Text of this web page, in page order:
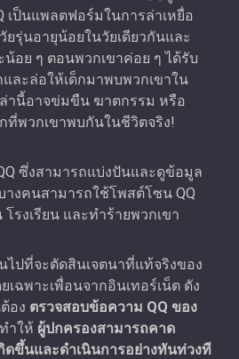
เป็นแพลตฟอร์มในการล่าเหยื่อ
ยรุ่นอายุน้อยในวัยเดียวกันและ
น้อย ๆ ตอนพวกเขาค่อย ๆ ได้รับ
และล่อให้เด็กมาพบพวกเขาใน
านี้อาจข่มขืน ฆาตกรรม หรือ
ที่พวกเขาพบกันในชีวิตจริง!
ซึ่งสามารถแบ่งปันและดูข้อมูล
งคนสามารถใช้โพสต์โซน QQ
รงเรียน และทําร้ายพวกเขา
นไปที่จะตัดสินเจตนาที่แท้จริงของ
เฉพาะเพื่อนจากอินเทอร์เน็ต ดัง
อง ตรวจสอบข้อความ QQ ของ
ำให้ ผู้ปกครองสามารถคาด
ขึ้นและดําเนินการอย่างทันท่วงที